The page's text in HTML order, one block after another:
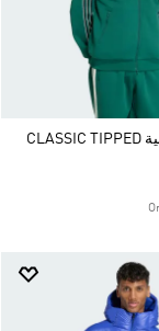
جاكيت رياضية CLASSIC TIPPED